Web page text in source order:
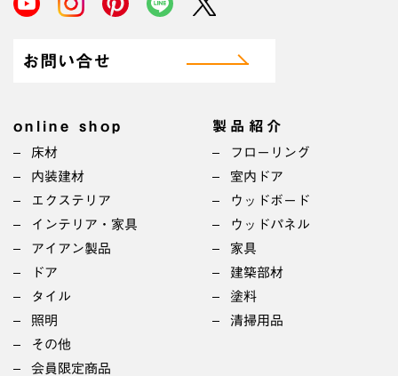
お問い合せ
online shop
床材
内装建材
エクステリア
インテリア・家具
アイアン製品
ドア
タイル
照明
その他
会員限定商品
製品紹介
フローリング
室内ドア
ウッドボード
ウッドパネル
家具
建築部材
塗料
清掃用品